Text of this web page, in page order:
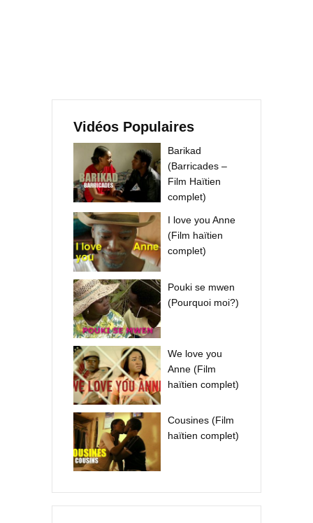
Vidéos Populaires
Barikad
(Barricades –
Film Haïtien
complet)
I love you Anne
(Film haïtien
complet)
Pouki se mwen
(Pourquoi moi?)
We love you
Anne (Film
haïtien complet)
Cousines (Film
haïtien complet)